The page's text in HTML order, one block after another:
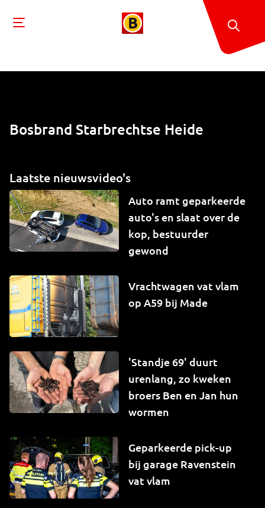
Bosbrand Starbrechtse Heide
Laatste nieuwsvideo's
Auto ramt geparkeerde
auto's en slaat over de
kop, bestuurder
gewond
Vrachtwagen vat vlam
op A59 bij Made
'Standje 69' duurt
urenlang, zo kweken
broers Ben en Jan hun
wormen
Geparkeerde pick-up
bij garage Ravenstein
vat vlam